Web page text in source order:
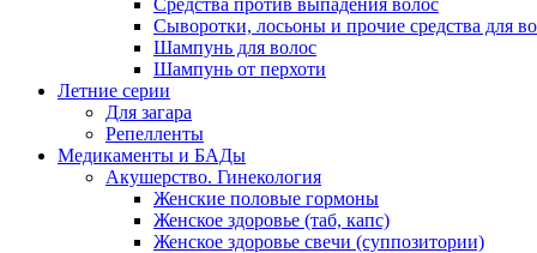
Средства против выпадения волос
Сыворотки, лосьоны и прочие средства для
Шампунь для волос
Шампунь от перхоти
Летние серии
Для загара
Репелленты
Медикаменты и БАДы
Акушерство. Гинекология
Женские половые гормоны
Женское здоровье (таб, капс)
Женское здоровье свечи (суппозитории)